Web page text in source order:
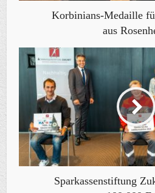
Korbinians-Medaille
aus
Sparkassenstiftung